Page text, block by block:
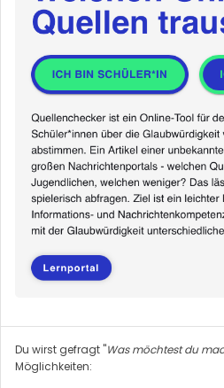
Du wirst gefragt "Was möchtest du
Möglichkeiten: